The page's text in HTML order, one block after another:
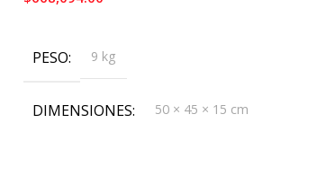
PESO 9 kg
DIMENSIONES 50 × 45 × 15 cm